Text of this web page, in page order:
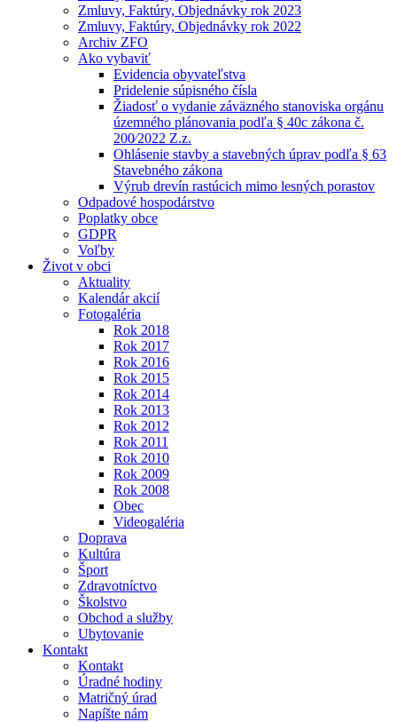
Zmluvy, Faktúry, Objednávky rok 2023
Zmluvy, Faktúry, Objednávky rok 2022
Archiv ZFO
Ako vybaviť
Evidencia obyvateľstva
Pridelenie súpisného čísla
Žiadosť o vydanie záväzného stanoviska orgánu
územného plánovania podľa § 40c zákona č.
200⁄2022 Z.z.
Ohlásenie stavby a stavebných úprav podľa § 63
Stavebného zákona
Výrub drevín rastúcich mimo lesných porastov
Odpadové hospodárstvo
Poplatky obce
GDPR
Voľby
Život v obci
Aktuality
Kalendár akcií
Fotogaléria
Rok 2018
Rok 2017
Rok 2016
Rok 2015
Rok 2014
Rok 2013
Rok 2012
Rok 2011
Rok 2010
Rok 2009
Rok 2008
Obec
Videogaléria
Doprava
Kultúra
Šport
Zdravotníctvo
Školstvo
Obchod a služby
Ubytovanie
Kontakt
Kontakt
Úradné hodiny
Matričný úrad
Napíšte nám